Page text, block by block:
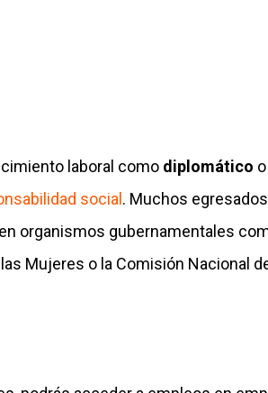
laboral como diplomático
social . Muchos
organismos gubernamentales
Mujeres o la Comisión Nacional